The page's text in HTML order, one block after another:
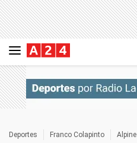
Deportes Franco Colapinto Alpine